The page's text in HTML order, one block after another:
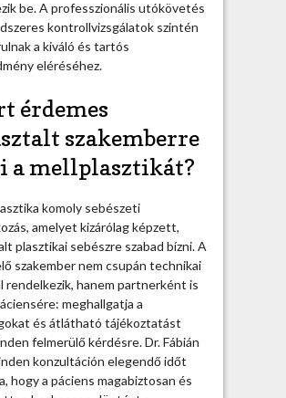
be. A professzionális utókövetés
kontrollvizsgálatok szintén
a kiváló és tartós
eléréséhez.
érdemes
szakemberre
a mellplasztikát?
komoly sebészeti
amelyet kizárólag képzett,
plasztikai sebészre szabad bízni. A
szakember nem csupán technikai
rendelkezik, hanem partnerként is
meghallgatja a
és átlátható tájékoztatást
felmerülő kérdésre. Dr. Fábián
konzultáción elegendő időt
hogy a páciens magabiztosan és